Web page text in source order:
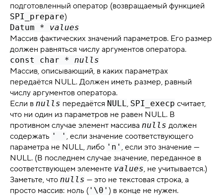
подготовленный оператор (возвращаемый функцией
SPI_prepare)
Datum * values
Массив фактических значений параметров. Его размер
должен равняться числу аргументов оператора.
const char * nulls
Массив, описывающий, в каких параметрах
передаётся NULL. Должен иметь размер, равный
числу аргументов оператора.
Если в nulls передаётся NULL, SPI_execp считает,
что ни один из параметров не равен NULL. В
противном случае элемент массива nulls должен
содержать ' ' , если значение соответствующего
параметра не NULL, либо 'n' , если это значение —
NULL. (В последнем случае значение, переданное в
соответствующем элементе values, не учитывается.)
Заметьте, что nulls — это не текстовая строка, а
просто массив: ноль ( '\0' ) в конце не нужен.